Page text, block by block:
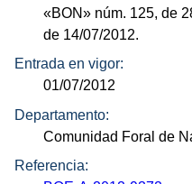
«BON» núm. 125, de
de 14/07/2012.
Entrada en vigor:
01/07/2012
Departamento:
Comunidad Foral de
Referencia: